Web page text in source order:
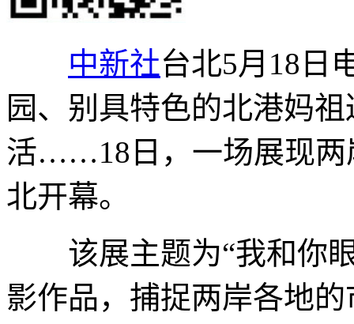
中新社台北5月18日
园、别具特色的北港妈
活……18日，一场展现两
北开幕。
该展主题为“我和你眼
影作品，捕捉两岸各地